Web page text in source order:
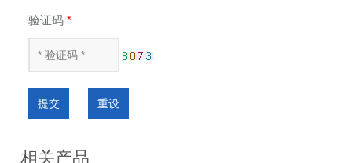
验证码*
提交 重设
相关产品